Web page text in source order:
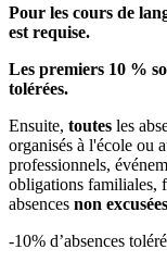
Pour les cours de
est requise.
Les premiers 10 %
tolérées.
Ensuite, toutes les
organisés à l'école ou
professionnels,
obligations familiales,
absences non
-10% d’absences